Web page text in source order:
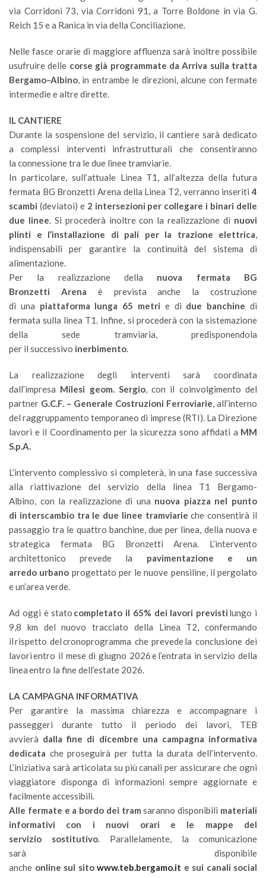
via Corridoni 73, via Corridoni 91, a Torre Boldone in via G.
Reich 15 e a Ranica in via della Conciliazione.
Nelle fasce orarie di maggiore affluenza sarà inoltre possibile
usufruire delle corse già programmate da Arriva sulla tratta
Bergamo–Albino, in entrambe le direzioni, alcune con fermate
intermedie e altre dirette.
IL CANTIERE
Durante la sospensione del servizio, il cantiere sarà dedicato
a complessi interventi infrastrutturali che consentiranno
la connessione tra le due linee tramviarie.
In particolare, sull’attuale Linea T1, all’altezza della futura
fermata BG Bronzetti Arena della Linea T2, verranno inseriti4
scambi (deviatoi) e 2 intersezioni per collegare i binari delle
due linee. Si procederà inoltre con la realizzazione di nuovi
plinti e l’installazione di pali per la trazione elettrica,
indispensabili per garantire la continuità del sistema di
alimentazione.
Per la realizzazione della nuova fermata BG
Bronzetti Arena è prevista anche la costruzione
di una piattaforma lunga 65 metri e di due banchine di
fermata sulla linea T1. Infine, si procederà con la sistemazione
della sede tramviaria, predisponendola
per il successivo inerbimento.
La realizzazione degli interventi sarà coordinata
dall’impresa Milesi geom. Sergio, con il coinvolgimento del
partner G.C.F. – Generale Costruzioni Ferroviarie, all’interno
del raggruppamento temporaneo di imprese (RTI). La Direzione
lavori e il Coordinamento per la sicurezza sono affidati a MM
S.p.A.
L’intervento complessivo si completerà, in una fase successiva
alla riattivazione del servizio della linea T1 Bergamo-
Albino, con la realizzazione di una nuova piazza nel punto
di interscambio tra le due linee tramviarie che consentirà il
passaggio tra le quattro banchine, due per linea, della nuova e
strategica fermata BG Bronzetti Arena. L’intervento
architettonico prevede la pavimentazione e un
arredo urbano progettato per le nuove pensiline, il pergolato
e un’area verde.
Ad oggi è stato completato il 65% dei lavori previsti lungo i
9,8 km del nuovo tracciato della Linea T2, confermando
il rispetto del cronoprogramma che prevede la conclusione dei
lavori entro il mese di giugno 2026 e l’entrata in servizio della
linea entro la fine dell’estate 2026.
LA CAMPAGNA INFORMATIVA
Per garantire la massima chiarezza e accompagnare i
passeggeri durante tutto il periodo dei lavori, TEB
avvierà dalla fine di dicembre una campagna informativa
dedicata che proseguirà per tutta la durata dell’intervento.
L’iniziativa sarà articolata su più canali per assicurare che ogni
viaggiatore disponga di informazioni sempre aggiornate e
facilmente accessibili.
Alle fermate e a bordo dei tramsaranno disponibili materiali
informativi con i nuovi orari e le mappe del
servizio sostitutivo. Parallelamente, la comunicazione
sarà disponibile
anche online sul sito www.teb.bergamo.it e sui canali social